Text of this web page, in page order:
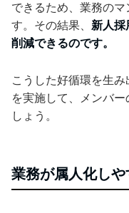
できるため、業務の
す。その結果、 新人採
削減できるのです。
こうした好循環を生
を実施して、メンバ
しょう。
業務が属人化し